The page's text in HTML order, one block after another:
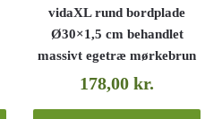
vidaXL rund bordplade
Ø30×1,5 cm behandlet
massivt egetræ mørkebrun
178,00kr.